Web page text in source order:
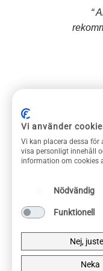
ROLIGAPRYLAR
Om Roliga prylar
Kontakta oss
Integritetspolicy
Privacy Policy
Vi använder
Vi kan placera dessa
visa personligt innehåll
information om cookies
Nödvändig
Funktionell
Nej,
Neka